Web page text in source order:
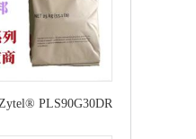
PLS90G30DR